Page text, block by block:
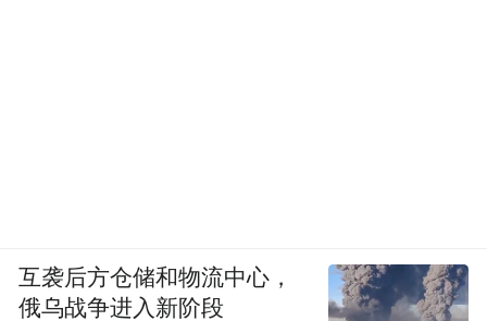
互袭后方仓储和物流中心，
俄乌战争进入新阶段